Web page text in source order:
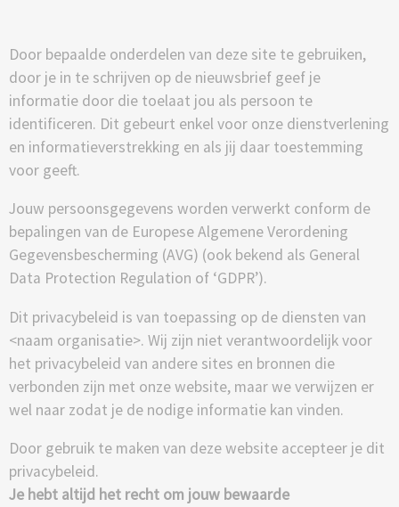
Door bepaalde onderdelen van deze site te gebruiken,
door je in te schrijven op de nieuwsbrief geef je
informatie door die toelaat jou als persoon te
identificeren. Dit gebeurt enkel voor onze dienstverlening
en informatieverstrekking en als jij daar toestemming
voor geeft.
Jouw persoonsgegevens worden verwerkt conform de
bepalingen van de Europese Algemene Verordening
Gegevensbescherming (AVG) (ook bekend als General
Data Protection Regulation of ‘GDPR’).
Dit privacybeleid is van toepassing op de diensten van
<naam organisatie>. Wij zijn niet verantwoordelijk voor
het privacybeleid van andere sites en bronnen die
verbonden zijn met onze website, maar we verwijzen er
wel naar zodat je de nodige informatie kan vinden.
Door gebruik te maken van deze website accepteer je dit
privacybeleid.
Je hebt altijd het recht om jouw bewaarde